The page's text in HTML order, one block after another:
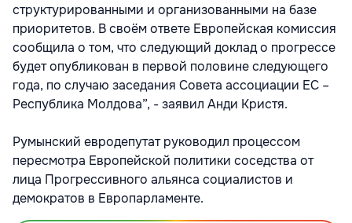
структурированными и организованными на базе
приоритетов. В своём ответе Европейская комиссия
сообщила о том, что следующий доклад о прогрессе
будет опубликован в первой половине следующего
года, по случаю заседания Совета ассоциации ЕС –
Республика Молдова”, - заявил Анди Кристя.
Румынский евродепутат руководил процессом
пересмотра Европейской политики соседства от
лица Прогрессивного альянса социалистов и
демократов в Европарламенте.